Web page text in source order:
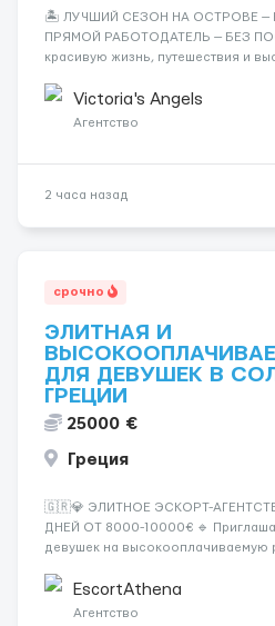
🏝️ ЛУЧШИЙ СЕЗОН НА ОСТРОВЕ —
ПРЯМОЙ РАБОТОДАТЕЛЬ — БЕЗ
красивую жизнь, путешествия и
Опытная команда с годами
клиентов (без ...
Victoria's Angels
Агентство
2 часа назад
срочно
ЭЛИТНАЯ И
ДЛЯ ДЕВУШЕК В
ГРЕЦИИ
25000 €
Греция
🇬🇷💎 ЭЛИТНОЕ ЭСКОРТ-
ДНЕЙ ОТ 8000-10000€ 🔹
девушек на высокооплачиваемую
хорошие деньги 💶 — это
Требования: ✔️ Возраст от ...
EscortAthena
Агентство